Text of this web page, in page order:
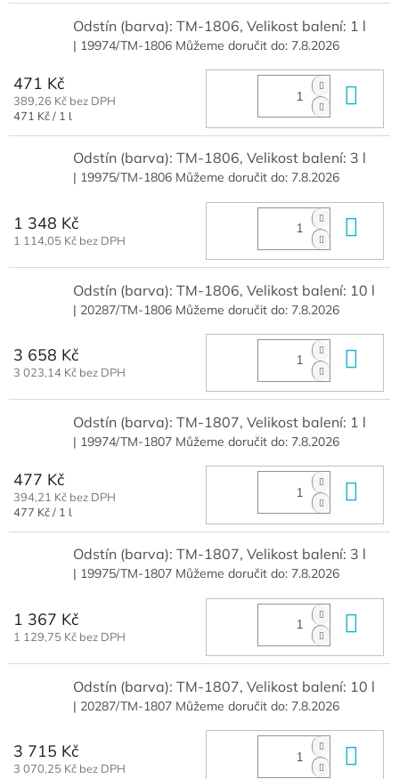
Odstín (barva): TM-1806, Velikost balení: 1 l
| 19974/TM-1806 Můžeme doručit do: 7.8.2026
471 Kč
389,26 Kč bez DPH
Měrná
471 Kč / 1 l
Odstín (barva): TM-1806, Velikost balení: 3 l
| 19975/TM-1806 Můžeme doručit do: 7.8.2026
1 348 Kč
1 114,05 Kč bez DPH
Odstín (barva): TM-1806, Velikost balení: 10 l
| 20287/TM-1806 Můžeme doručit do: 7.8.2026
3 658 Kč
3 023,14 Kč bez DPH
Odstín (barva): TM-1807, Velikost balení: 1 l
| 19974/TM-1807 Můžeme doručit do: 7.8.2026
477 Kč
394,21 Kč bez DPH
Měrná
477 Kč / 1 l
Odstín (barva): TM-1807, Velikost balení: 3 l
| 19975/TM-1807 Můžeme doručit do: 7.8.2026
1 367 Kč
1 129,75 Kč bez DPH
Odstín (barva): TM-1807, Velikost balení: 10 l
| 20287/TM-1807 Můžeme doručit do: 7.8.2026
3 715 Kč
3 070,25 Kč bez DPH